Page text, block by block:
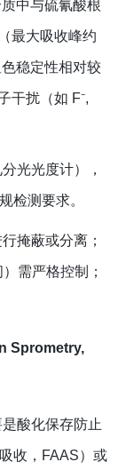
质中与硫氰酸根
最大吸收峰约
稳定性相对较
干扰（如 F⁻,
光光度计），
检测要求。
掩蔽或分离；
需严格控制；
Sprometry,
酸化保存防止
收，FAAS）或